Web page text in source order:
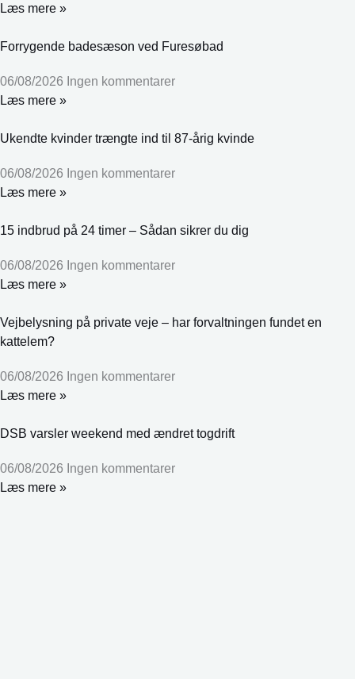
Læs mere »
Forrygende badesæson ved Furesøbad
06/08/2026 Ingen kommentarer
Læs mere »
Ukendte kvinder trængte ind til 87-årig kvinde
06/08/2026 Ingen kommentarer
Læs mere »
15 indbrud på 24 timer – Sådan sikrer du dig
06/08/2026 Ingen kommentarer
Læs mere »
Vejbelysning på private veje – har forvaltningen fundet en
kattelem?
06/08/2026 Ingen kommentarer
Læs mere »
DSB varsler weekend med ændret togdrift
06/08/2026 Ingen kommentarer
Læs mere »